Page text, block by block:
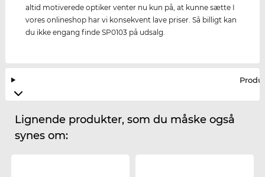
altid motiverede optiker venter nu kun på, at kunne sætte I
vores onlineshop har vi konsekvent lave priser. Så billigt kan
du ikke engang finde SP0103 på udsalg.
Lignende produkter, som du måske også
synes om: